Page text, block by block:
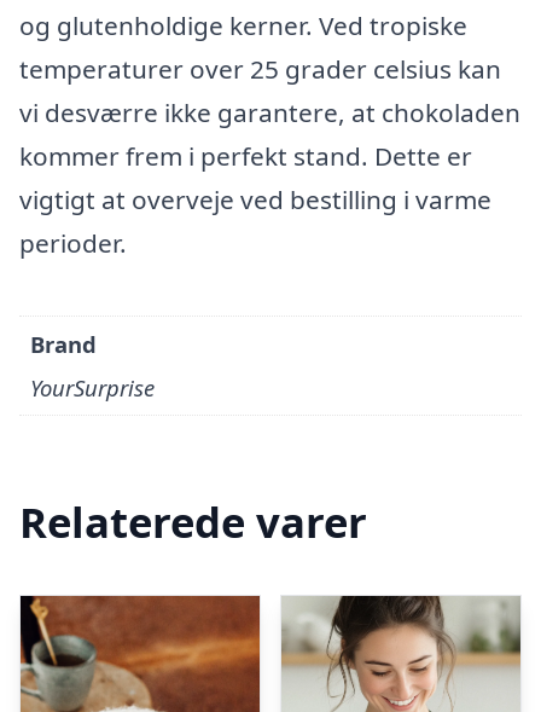
og glutenholdige kerner. Ved tropiske
temperaturer over 25 grader celsius kan
vi desværre ikke garantere, at chokoladen
kommer frem i perfekt stand. Dette er
vigtigt at overveje ved bestilling i varme
perioder.
Brand
YourSurprise
Relaterede varer